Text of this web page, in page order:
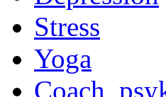
Stress
Yoga
Coach,